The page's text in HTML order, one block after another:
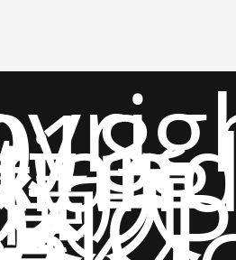
所
天
ICP